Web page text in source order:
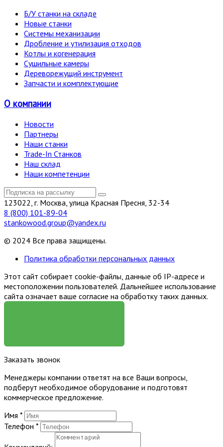
Б/У станки на складе
Новые станки
Системы механизации
Дробление и утилизация отходов
Котлы и когенерация
Сушильные камеры
Дереворежущий инструмент
Запчасти и комплектующие
О компании
Новости
Партнеры
Наши станки
Trade-In Станков
Наш склад
Наши компетенции
123022, г. Москва, улица Красная Пресня, 32-34
8 (800) 101-89-04
stankowood.group@yandex.ru
© 2024 Все права защищены.
Политика обработки персональных данных
Этот сайт собирает cookie-файлы, данные об IP-адресе и
местоположении пользователей. Дальнейшее использование
сайта означает ваше согласие на обработку таких данных.
Заказать звонок
Менеджеры компании ответят на все Ваши вопросы,
подберут необходимое оборудование и подготовят
коммерческое предложение.
Имя *
Телефон *